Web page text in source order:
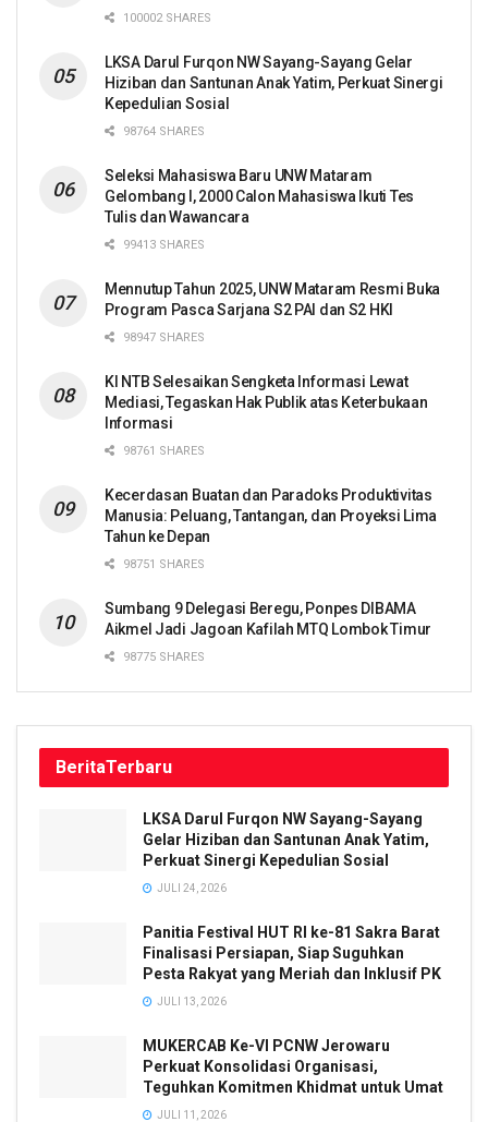
100002 SHARES
LKSA Darul Furqon NW Sayang-Sayang Gelar
Hiziban dan Santunan Anak Yatim, Perkuat Sinergi
Kepedulian Sosial
98764 SHARES
Seleksi Mahasiswa Baru UNW Mataram
Gelombang I, 2000 Calon Mahasiswa Ikuti Tes
Tulis dan Wawancara
99413 SHARES
Mennutup Tahun 2025, UNW Mataram Resmi Buka
Program Pasca Sarjana S2 PAI dan S2 HKI
98947 SHARES
KI NTB Selesaikan Sengketa Informasi Lewat
Mediasi, Tegaskan Hak Publik atas Keterbukaan
Informasi
98761 SHARES
Kecerdasan Buatan dan Paradoks Produktivitas
Manusia: Peluang, Tantangan, dan Proyeksi Lima
Tahun ke Depan
98751 SHARES
Sumbang 9 Delegasi Beregu, Ponpes DIBAMA
Aikmel Jadi Jagoan Kafilah MTQ Lombok Timur
98775 SHARES
BeritaTerbaru
LKSA Darul Furqon NW Sayang-Sayang
Gelar Hiziban dan Santunan Anak Yatim,
Perkuat Sinergi Kepedulian Sosial
JULI 24, 2026
Panitia Festival HUT RI ke-81 Sakra Barat
Finalisasi Persiapan, Siap Suguhkan
Pesta Rakyat yang Meriah dan Inklusif PK
JULI 13, 2026
MUKERCAB Ke-VI PCNW Jerowaru
Perkuat Konsolidasi Organisasi,
Teguhkan Komitmen Khidmat untuk Umat
JULI 11, 2026